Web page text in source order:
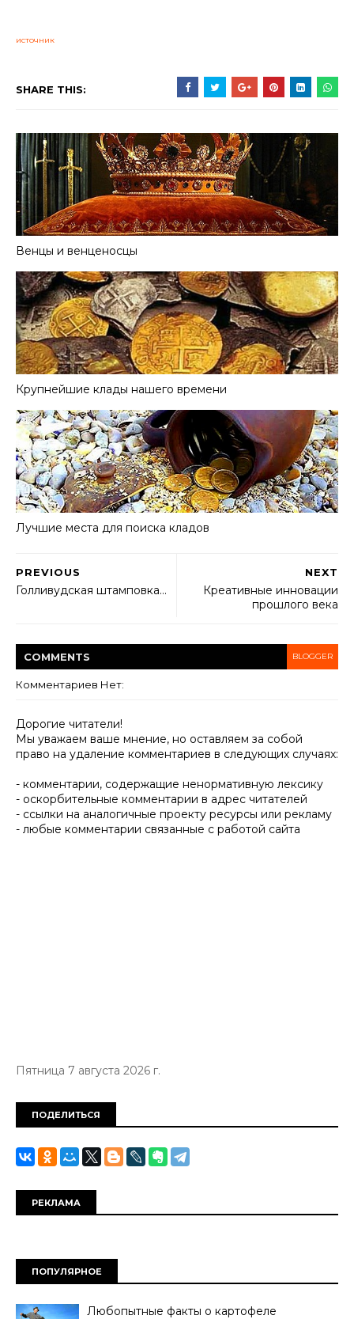
источник
SHARE THIS:
Венцы и венценосцы
Крупнейшие клады нашего времени
Лучшие места для поиска кладов
NEXT
Креативные инновации
прошлого века
PREVIOUS
Голливудская штамповка…
COMMENTS BLOGGER
Комментариев Нет:
Дорогие читатели!
Мы уважаем ваше мнение, но оставляем за собой
право на удаление комментариев в следующих случаях:
- комментарии, содержащие ненормативную лексику
- оскорбительные комментарии в адрес читателей
- ссылки на аналогичные проекту ресурсы или рекламу
- любые комментарии связанные с работой сайта
Пятница 7 августа 2026 г.
ПОДЕЛИТЬСЯ
РЕКЛАМА
ПОПУЛЯРНОЕ
Любопытные факты о картофеле